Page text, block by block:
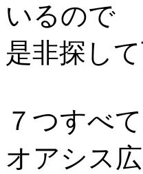
いるので
是非探して
７つすべ
オアシス